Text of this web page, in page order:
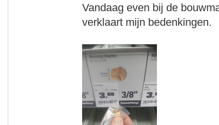
Vandaag even bij de
verklaart mijn bedenkingen.